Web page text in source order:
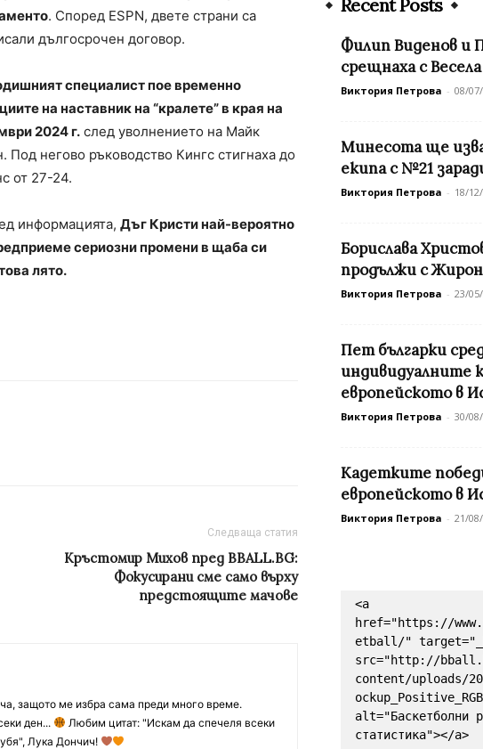
. Според ESPN, двете страни са
дългосрочен договор.
специалист пое временно
на наставник на “кралете” в края на
2024 г. след уволнението на Майк
Под негово ръководство Кингс стигнаха до
от 27-24.
информацията, Дъг Кристи най-вероятно
сериозни промени в щаба си
лято.
Следваща статия
Кръстомир Михов пред BBALL.BG:
Фокусирани сме само върху
предстоящите мачове
защото ме избра сама преди много време.
ден...
Любим цитат: "Искам да спечеля всеки
Лука Дончич!
Recent Posts
Филип Виденов и
срещнаха с
Виктория Петрова - 08/
Минесота ще
екипа с №21
Виктория Петрова - 18/
Борислава
продължи с
Виктория Петрова - 23/
Пет българки
индивидуалните
европейското в
Виктория Петрова - 30/
Кадетките
европейското в
Виктория Петрова - 21/
<a
href="https://
etball/"
src="http://
content/uploads/
alt="Баскетболни
статистика"></a>